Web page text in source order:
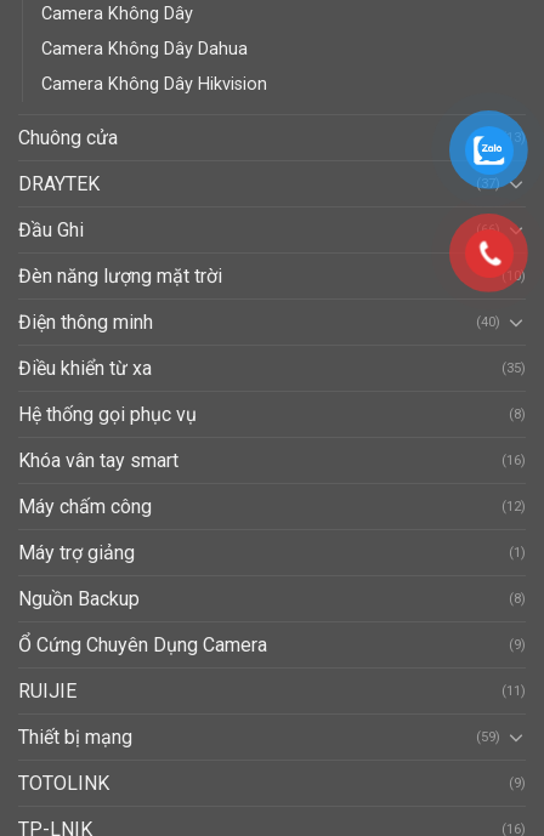
Camera Không Dây
Camera Không Dây Dahua
Camera Không Dây Hikvision
Chuông cửa (13)
DRAYTEK (37)
Đầu Ghi (66)
Đèn năng lượng mặt trời (10)
Điện thông minh (40)
Điều khiển từ xa (35)
Hệ thống gọi phục vụ (8)
Khóa vân tay smart (16)
Máy chấm công (12)
Máy trợ giảng (1)
Nguồn Backup (8)
Ổ Cứng Chuyên Dụng Camera (9)
RUIJIE (11)
Thiết bị mạng (59)
TOTOLINK (9)
TP-LNIK (16)